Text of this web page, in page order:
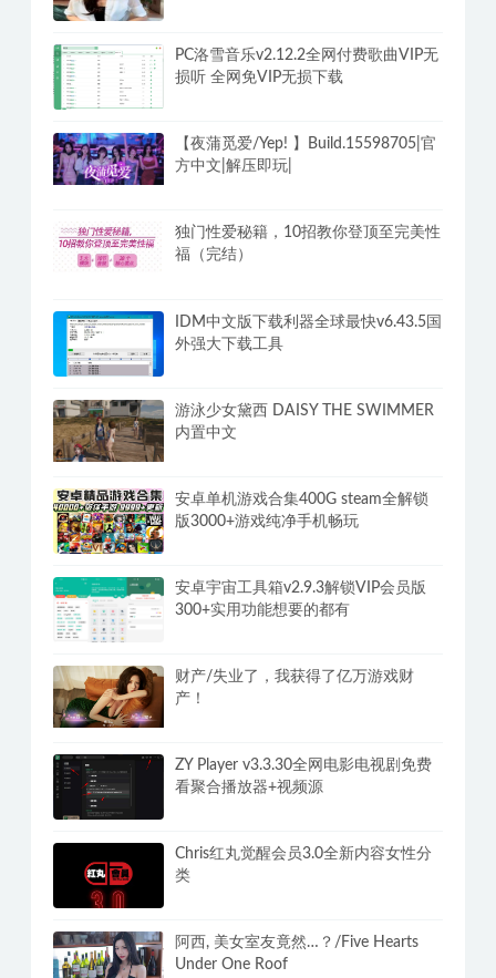
PC洛雪音乐v2.12.2全网付费歌曲VIP无
损听 全网免VIP无损下载
【夜蒲觅爱/Yep! 】Build.15598705|官
方中文|解压即玩|
独门性爱秘籍，10招教你登顶至完美性
福（完结）
IDM中文版下载利器全球最快v6.43.5国
外强大下载工具
游泳少女黛西 DAISY THE SWIMMER
内置中文
安卓单机游戏合集400G steam全解锁
版3000+游戏纯净手机畅玩
安卓宇宙工具箱v2.9.3解锁VIP会员版
300+实用功能想要的都有
财产/失业了，我获得了亿万游戏财
产！
ZY Player v3.3.30全网电影电视剧免费
看聚合播放器+视频源
Chris红丸觉醒会员3.0全新内容女性分
类
阿西, 美女室友竟然…？/Five Hearts
Under One Roof